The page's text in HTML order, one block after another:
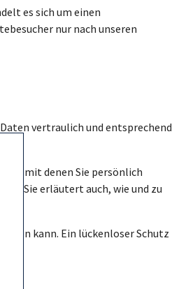
es sich um einen
nur nach unseren
vertraulich und entsprechend
mit denen Sie persönlich
Sie erläutert auch, wie und zu
kann. Ein lückenloser Schutz